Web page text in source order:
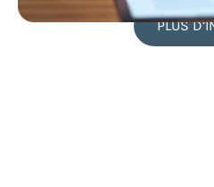
PLUS